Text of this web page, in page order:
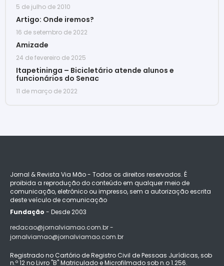
5 de julho de 2010
Artigo: Onde iremos?
16 de setembro de 2022
Amizade
24 de fevereiro de 2025
Itapetininga – Bicicletário atende alunos e
funcionários do Senac
11 de março de 2022
Jornal & Revista Via Mão - Todos os direitos reservados. É
proibida a reprodução do conteúdo em qualquer meio de
comunicação, eletrônico ou impresso, sem a autorização escrita
deste veículo de comunicação
Fundação - Desde 2003
redacao@jornalviamao.com.br -
jornalviamao@jornalviamao.com.br
Registrado no Cartório de Registro Civil de Pessoas Jurídicas, sob
n.º 12 no Livro "B" Matriculado e Microfilmado sob n.o 1.256.